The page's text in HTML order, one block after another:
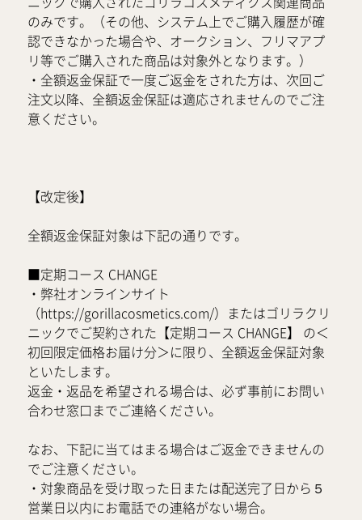
のみです。（その他、システム上でご購入履歴が確
認できなかった場合や、オークション、フリマアプ
リ等でご購入された商品は対象外となります。）
・全額返金保証で一度ご返金をされた方は、次回ご
注文以降、全額返金保証は適応されませんのでご注
意ください。
【改定後】
全額返金保証対象は下記の通りです。
■定期コース CHANGE
・弊社オンラインサイト
（https://gorillacosmetics.com/）またはゴリラクリ
ニックでご契約された【定期コース CHANGE】 の＜
初回限定価格お届け分＞に限り、全額返金保証対象
といたします。
返金・返品を希望される場合は、必ず事前にお問い
合わせ窓口までご連絡ください。
なお、下記に当てはまる場合はご返金できませんの
でご注意ください。
・対象商品を受け取った日または配送完了日から５
営業日以内にお電話での連絡がない場合。